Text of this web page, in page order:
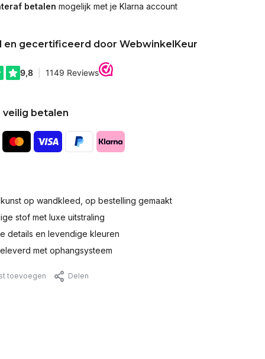
betalen mogelijk met je Klarna account
en gecertificeerd door WebwinkelKeur
veilig betalen
op wandkleed, op bestelling gemaakt
stof met luxe uitstraling
details en levendige kleuren
met ophangsysteem
toevoegen Delen